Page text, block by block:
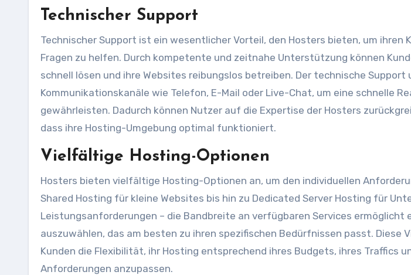
Technischer Support
Technischer Support ist ein wesentlicher Vorteil, den Hosters bieten, um ihren
Fragen zu helfen. Durch kompetente und zeitnahe Unterstützung können
schnell lösen und ihre Websites reibungslos betreiben. Der technische
Kommunikationskanäle wie Telefon, E-Mail oder Live-Chat, um eine schnelle
gewährleisten. Dadurch können Nutzer auf die Expertise der Hosters
dass ihre Hosting-Umgebung optimal funktioniert.
Vielfältige Hosting-Optionen
Hosters bieten vielfältige Hosting-Optionen an, um den individuellen
Shared Hosting für kleine Websites bis hin zu Dedicated Server Hosting für
Leistungsanforderungen – die Bandbreite an verfügbaren Services ermöglicht
auszuwählen, das am besten zu ihren spezifischen Bedürfnissen passt. Diese
Kunden die Flexibilität, ihr Hosting entsprechend ihres Budgets, ihres Traffics
Anforderungen anzupassen.